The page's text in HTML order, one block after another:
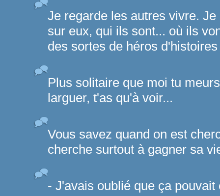
Je regarde les autres vivre.
sur eux, qui ils sont... où ils
des sortes de héros
Plus solitaire que moi tu
larguer, t'as qu'à voir...
Vous savez quand on est
cherche surtout à gagner sa
- J'avais oublié que ça pouvait